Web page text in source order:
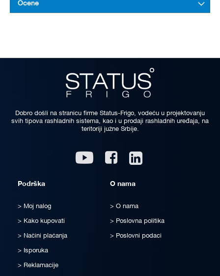
Ocene
Dobro došli na stranicu firme Status-Frigo, vodeću u projektovanju
svih tipova rashladnih sistema, kao i u prodaji rashladnih uređaja, na
teritoriji južne Srbije.
Youtube Facebook
Podrška
Moj nalog
Kako kupovati
Načini plaćanja
Isporuka
Reklamacije
O nama
O nama
Poslovna politika
Poslovni podaci